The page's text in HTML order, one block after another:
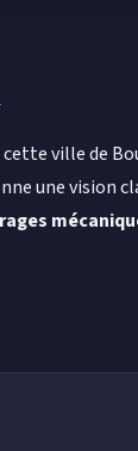
ville de
une vision